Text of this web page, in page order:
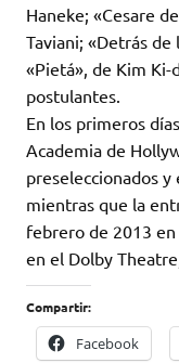
Haneke; «Cesare
Taviani; «Detrás
«Pietá», de Kim
postulantes.
En los primeros
Academia de
preseleccionados
mientras que la
febrero de 2013
en el Dolby
Compartir:
Facebook